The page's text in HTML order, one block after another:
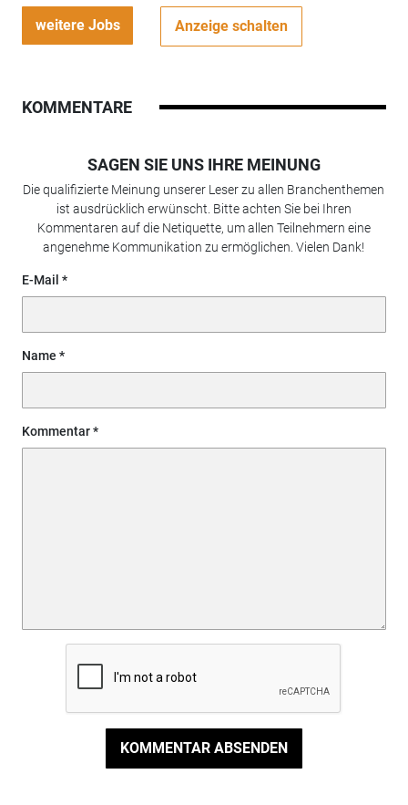
weitere Jobs Anzeige schalten
KOMMENTARE
SAGEN SIE UNS IHRE MEINUNG
Die qualifizierte Meinung unserer Leser zu allen Branchenthemen
ist ausdrücklich erwünscht. Bitte achten Sie bei Ihren
Kommentaren auf die Netiquette, um allen Teilnehmern eine
angenehme Kommunikation zu ermöglichen. Vielen Dank!
E-Mail
Name
Kommentar
KOMMENTAR ABSENDEN